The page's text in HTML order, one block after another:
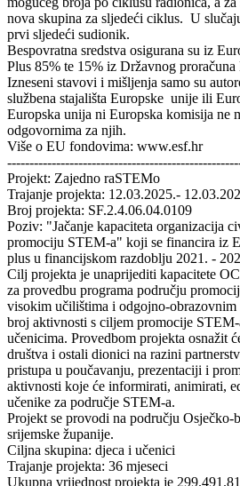
nova skupina za sljedeći ciklus. U
prvi sljedeći sudionik.
Bespovratna sredstva osigurana su iz
Plus 85% te 15% iz Državnog
Izneseni stavovi i mišljenja samo su
službena stajališta Europske unije ili
Europska unija ni Europska komisija ne
odgovornima za njih.
Više o EU fondovima: www.esf.hr
Projekt: Zajedno raSTEMo
Trajanje projekta: 12.03.2025.-
Broj projekta: SF.2.4.06.04.0109
Poziv: "Jačanje kapaciteta organizacija
promociju STEM-a" koji se financira iz
plus u financijskom razdoblju 2021. -
Cilj projekta je unaprijediti kapacitete
za provedbu programa području
visokim učilištima i odgojno-obrazovnim
broj aktivnosti s ciljem promocije
učenicima. Provedbom projekta osnažit
društva i ostali dionici na razini
pristupa u poučavanju, prezentaciji i
aktivnosti koje će informirati, animirati,
učenike za područje STEM-a.
Projekt se provodi na području Osječko-
srijemske županije.
Ciljna skupina: djeca i učenici
Trajanje projekta: 36 mjeseci
Ukupna vrijednost projekta je